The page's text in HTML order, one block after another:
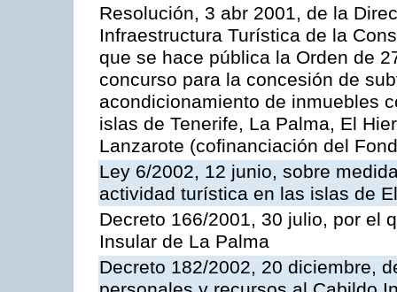
Resolución, 3 abr 2001, de la
Infraestructura Turística de la
que se hace pública la Orden de
concurso para la concesión de
acondicionamiento de inmuebles
islas de Tenerife, La Palma, El
Lanzarote (cofinanciación del
Ley 6/2002, 12 junio, sobre
actividad turística en las islas de
Decreto 166/2001, 30 julio, por el
Insular de La Palma
Decreto 182/2002, 20 diciembre,